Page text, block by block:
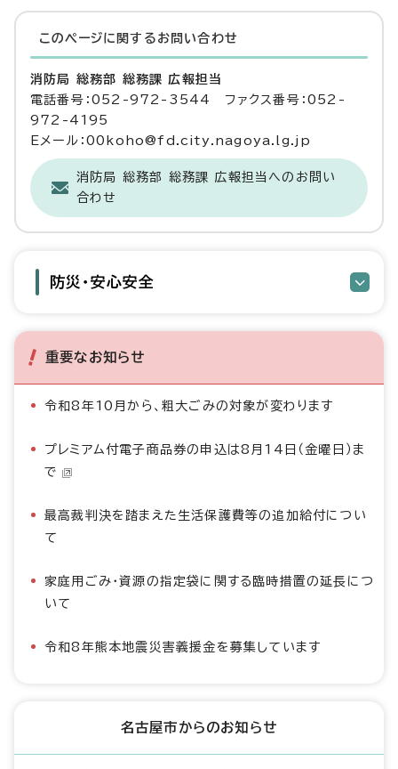
このページに関する お問い合わせ
消防局 総務部 総務課 広報担当
電話番号：052-972-3544 ファクス番号：052-
972-4195
Eメール：00koho@fd.city.nagoya.lg.jp
消防局 総務部 総務課 広報担当へのお問い
合わせ
防災・安心安全
重要なお知らせ
令和8年10月から、粗大ごみの対象が変わります
プレミアム付電子商品券の申込は8月14日（金曜日）ま
で
最高裁判決を踏まえた生活保護費等の追加給付につい
て
家庭用ごみ・資源の指定袋に関する臨時措置の延長につ
いて
令和8年熊本地震災害義援金を募集しています
名古屋市からのお知らせ